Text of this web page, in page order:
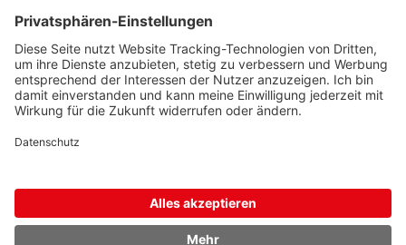
Footer anzeigen
PLATE Büromaterial Vertriebs GmbH
Hilligenwarf 5